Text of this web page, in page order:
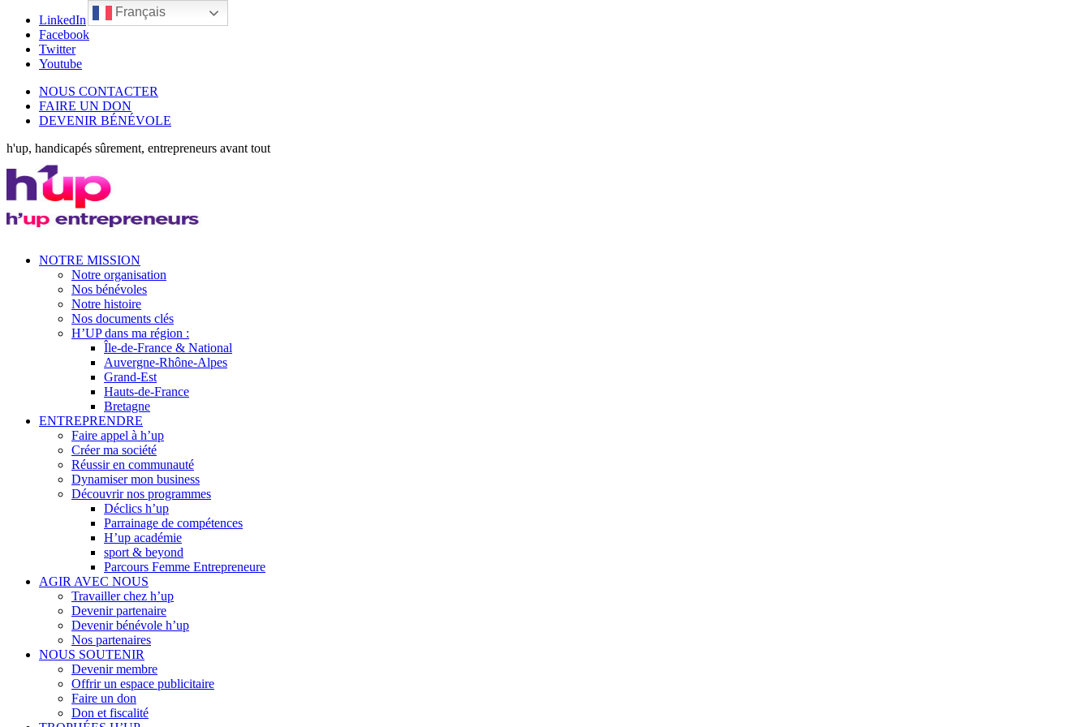
LinkedIn
Facebook
Twitter
Youtube
NOUS CONTACTER
FAIRE UN DON
DEVENIR BÉNÉVOLE
h'up, handicapés sûrement, entrepreneurs avant tout
NOTRE MISSION
Notre organisation
Nos bénévoles
Notre histoire
Nos documents clés
H’UP dans ma région :
Île-de-France & National
Auvergne-Rhône-Alpes
Grand-Est
Hauts-de-France
Bretagne
ENTREPRENDRE
Faire appel à h’up
Créer ma société
Réussir en communauté
Dynamiser mon business
Découvrir nos programmes
Déclics h’up
Parrainage de compétences
H’up académie
sport & beyond
Parcours Femme Entrepreneure
AGIR AVEC NOUS
Travailler chez h’up
Devenir partenaire
Devenir bénévole h’up
Nos partenaires
NOUS SOUTENIR
Devenir membre
Offrir un espace publicitaire
Faire un don
Don et fiscalité
Français